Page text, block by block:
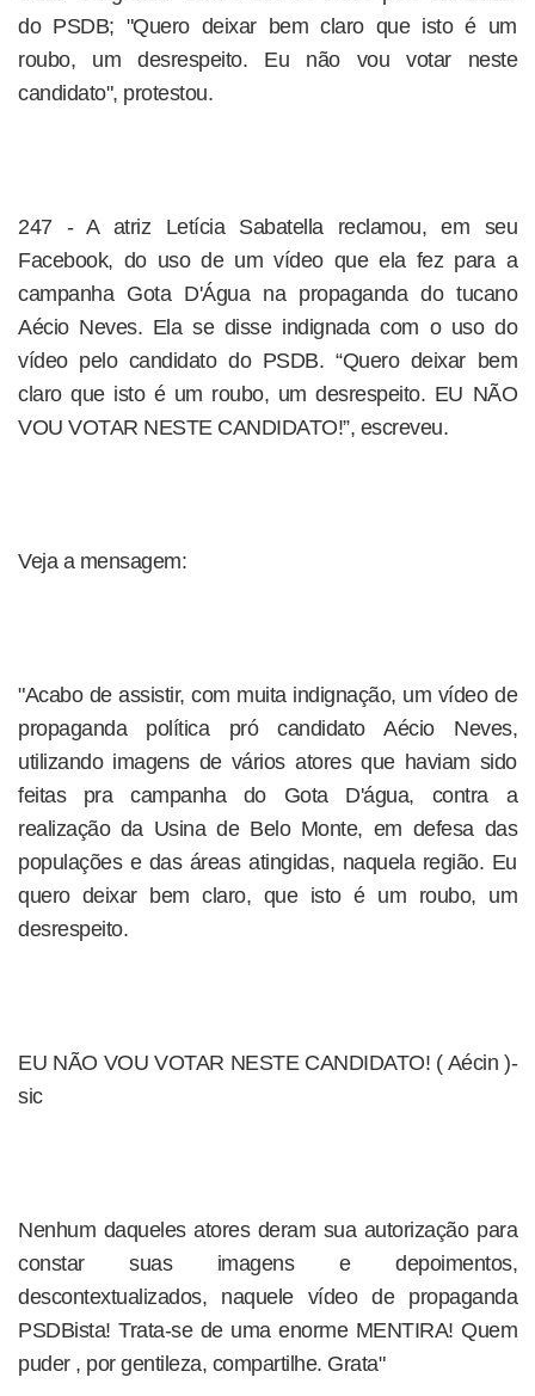
do PSDB; "Quero deixar bem claro que isto é um
roubo, um desrespeito. Eu não vou votar neste
candidato", protestou.
247 - A atriz Letícia Sabatella reclamou, em seu
Facebook, do uso de um vídeo que ela fez para a
campanha Gota D'Água na propaganda do tucano
Aécio Neves. Ela se disse indignada com o uso do
vídeo pelo candidato do PSDB. “Quero deixar bem
claro que isto é um roubo, um desrespeito. EU NÃO
VOU VOTAR NESTE CANDIDATO!”, escreveu.
Veja a mensagem:
"Acabo de assistir, com muita indignação, um vídeo de
propaganda política pró candidato Aécio Neves,
utilizando imagens de vários atores que haviam sido
feitas pra campanha do Gota D'água, contra a
realização da Usina de Belo Monte, em defesa das
populações e das áreas atingidas, naquela região. Eu
quero deixar bem claro, que isto é um roubo, um
desrespeito.
EU NÃO VOU VOTAR NESTE CANDIDATO! ( Aécin )-
sic
Nenhum daqueles atores deram sua autorização para
constar suas imagens e depoimentos,
descontextualizados, naquele vídeo de propaganda
PSDBista! Trata-se de uma enorme MENTIRA! Quem
puder , por gentileza, compartilhe. Grata"